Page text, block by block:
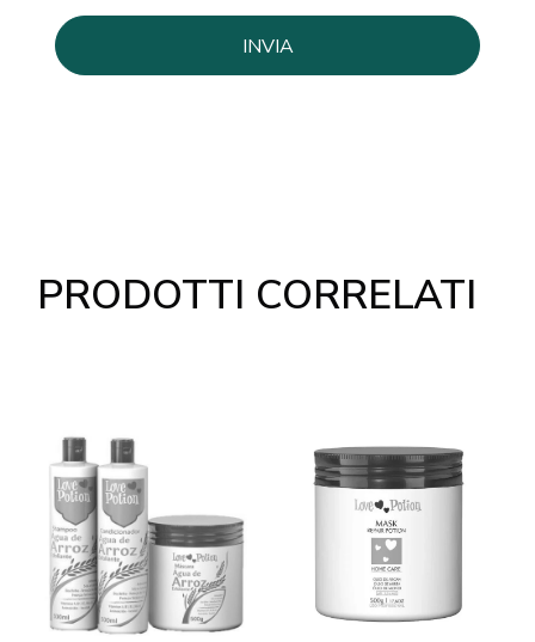
PRODOTTI CORRELATI